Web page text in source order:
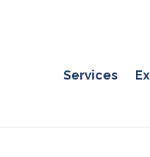
Services